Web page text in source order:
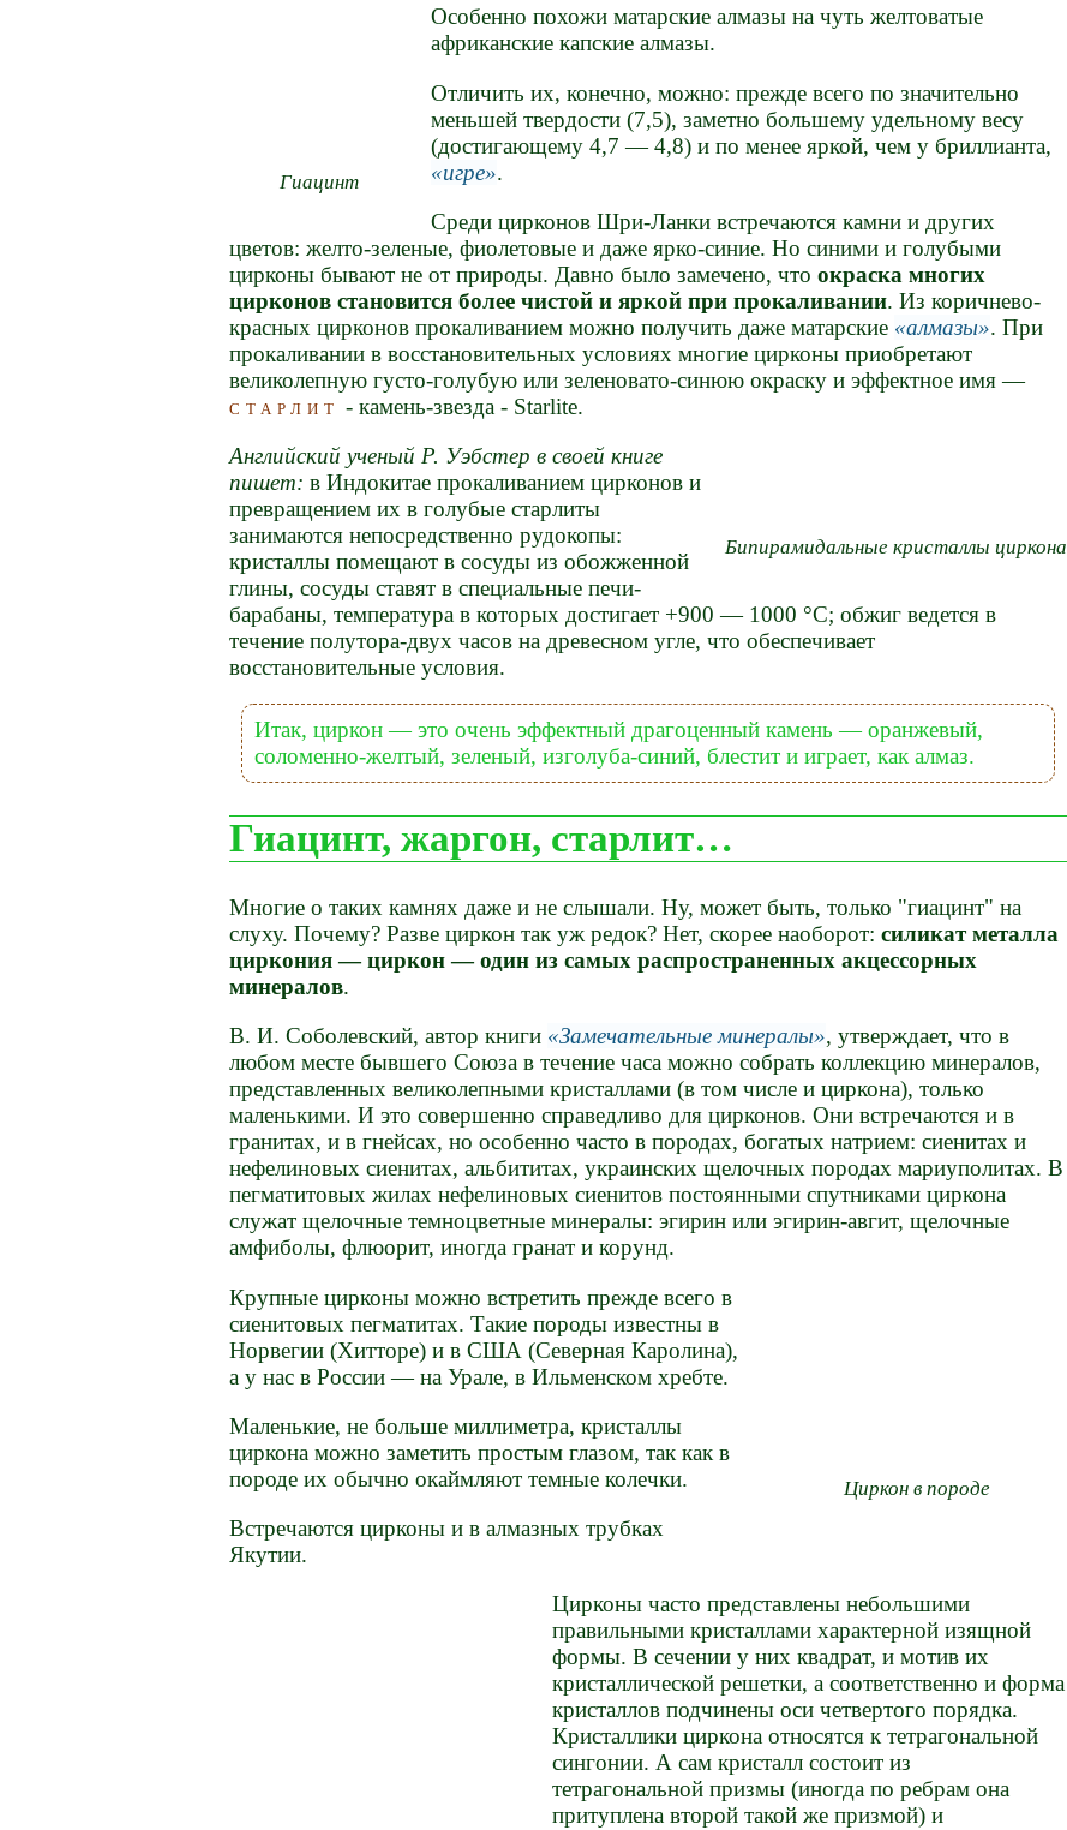
Гиацинт
Особенно похожи матарские алмазы на чуть желтоватые
африканские капские алмазы.
Отличить их, конечно, можно: прежде всего по значительно
меньшей твердости (7,5), заметно большему удельному весу
(достигающему 4,7 — 4,8) и по менее яркой, чем у бриллианта,
игре .
Среди цирконов Шри-Ланки встречаются камни и других
цветов: желто-зеленые, фиолетовые и даже ярко-синие. Но синими и голубыми
цирконы бывают не от природы. Давно было замечено, чтоокраска многих
цирконов становится более чистой и яркой при прокаливании. Из коричнево-
красных цирконов прокаливанием можно получить даже матарские
алмазы . При
прокаливании в восстановительных условиях многие цирконы приобретают
великолепную густо-голубую или зеленовато-синюю окраску и эффектное имя —
старлит - камень-звезда - Starlite.
Бипирамидальные кристаллы циркона
Английский ученый Р. Уэбстер в своей книге
пишет: в Индокитае прокаливанием цирконов и
превращением их в голубые старлиты
занимаются непосредственно рудокопы:
кристаллы помещают в сосуды из обожженной
глины, сосуды ставят в специальные печи-
барабаны, температура в которых достигает +900 — 1000 °C; обжиг ведется в
течение полутора-двух часов на древесном угле, что обеспечивает
восстановительные условия.
Итак, циркон — это очень эффектный драгоценный камень — оранжевый,
соломенно-желтый, зеленый, изголуба-синий, блестит и играет, как алмаз.
Гиацинт, жаргон, старлит…
Многие о таких камнях даже и не слышали. Ну, может быть, только "гиацинт" на
слуху. Почему? Разве циркон так уж редок? Нет, скорее наоборот:силикат металла
циркония — циркон — один из самых распространенных акцессорных
минералов.
В. И. Соболевский, автор книги
Замечательные минералы , утверждает, что в
любом месте бывшего Союза в течение часа можно собрать коллекцию минералов,
представленных великолепными кристаллами (в том числе и циркона), только
маленькими. И это совершенно справедливо для цирконов. Они встречаются и в
гранитах, и в гнейсах, но особенно часто в породах, богатых натрием: сиенитах и
нефелиновых сиенитах, альбититах, украинских щелочных породах мариуполитах. В
пегматитовых жилах нефелиновых сиенитов постоянными спутниками циркона
служат щелочные темноцветные минералы: эгирин или эгирин-авгит, щелочные
амфиболы, флюорит, иногда гранат и корунд.
Циркон в породе
Крупные цирконы можно встретить прежде всего в
сиенитовых пегматитах. Такие породы известны в
Норвегии (Хитторе) и в США (Северная Каролина),
а у нас в России — на Урале, в Ильменском хребте.
Маленькие, не больше миллиметра, кристаллы
циркона можно заметить простым глазом, так как в
породе их обычно окаймляют темные колечки.
Встречаются цирконы и в алмазных трубках
Якутии.
Цирконы часто представлены небольшими
правильными кристаллами характерной изящной
формы. В сечении у них квадрат, и мотив их
кристаллической решетки, а соответственно и форма
кристаллов подчинены оси четвертого порядка.
Кристаллики циркона относятся к тетрагональной
сингонии. А сам кристалл состоит из
тетрагональной призмы (иногда по ребрам она
притуплена второй такой же призмой) и